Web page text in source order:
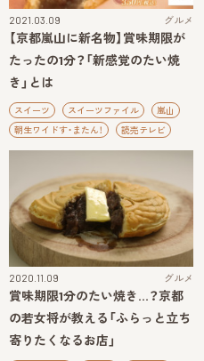
2021.03.09 グルメ
【京都嵐山に新名物】賞味期限が
たったの1分？「新感覚のたい焼
き」とは
スイーツ スイーツファイル
嵐山
朝生ワイドす・またん！
読売テレビ
2020.11.09 グルメ
賞味期限1分のたい焼き…？京都
の若女将が教える「ふらっと立ち
寄りたくなるお店」